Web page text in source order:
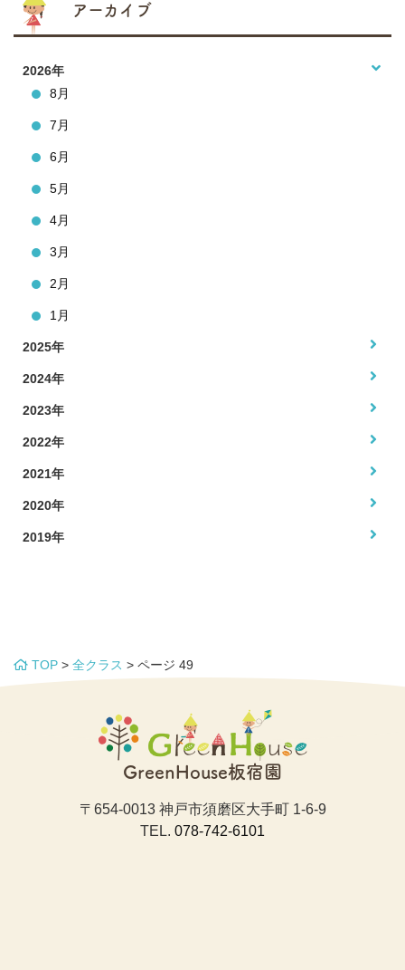
アーカイブ
2026年
8月
7月
6月
5月
4月
3月
2月
1月
2025年
2024年
2023年
2022年
2021年
2020年
2019年
TOP > 全クラス > ページ 49
GreenHouse板宿園
〒654-0013 神戸市須磨区大手町 1-6-9
TEL. 078-742-6101